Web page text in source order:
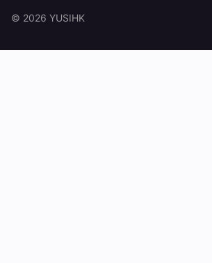
© 2026 YUSIHK